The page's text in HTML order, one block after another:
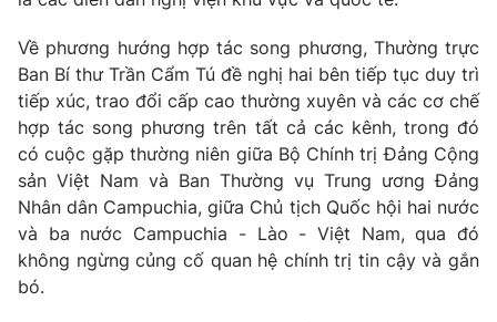
Về phương hướng hợp tác song phương, Thường trực
Ban Bí thư Trần Cẩm Tú đề nghị hai bên tiếp tục duy trì
tiếp xúc, trao đổi cấp cao thường xuyên và các cơ chế
hợp tác song phương trên tất cả các kênh, trong đó
có cuộc gặp thường niên giữa Bộ Chính trị Đảng Cộng
sản Việt Nam và Ban Thường vụ Trung ương Đảng
Nhân dân Campuchia, giữa Chủ tịch Quốc hội hai nước
và ba nước Campuchia - Lào - Việt Nam, qua đó
không ngừng củng cố quan hệ chính trị tin cậy và gắn
bó.